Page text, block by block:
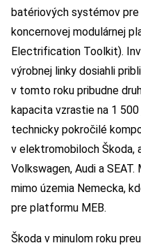
batériových systémov
koncernovej modulárnej
Electrification Toolkit).
výrobnej linky dosiahli
v tomto roku pribudne
kapacita vzrastie na 1
technicky pokročilé
v elektromobiloch Škoda,
Volkswagen, Audi a
mimo územia Nemecka,
pre platformu MEB.
Škoda v minulom roku